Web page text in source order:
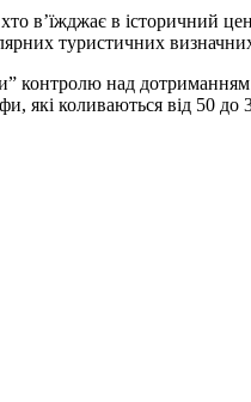
в’їжджає в історичний
туристичних
контролю над
які коливаються від 50 до